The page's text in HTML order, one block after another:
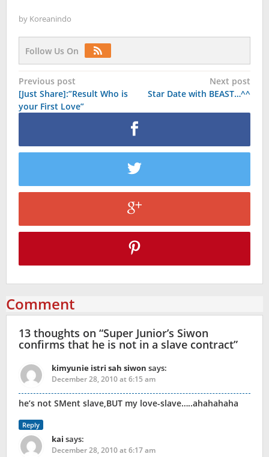
by Koreanindo
Follow Us On
Post
navigation
Previous post
[Just Share]:”Result Who is
your First Love”
Next post
Star Date with BEAST…^^
Comment
13 thoughts on “Super Junior’s Siwon
confirms that he is not in a slave contract”
kimyunie istri sah siwon says:
December 28, 2010 at 6:15 am
he’s not SMent slave,BUT my love-slave…..ahahahaha
Reply
kai says:
December 28, 2010 at 6:17 am